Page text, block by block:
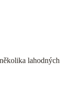
lahodných